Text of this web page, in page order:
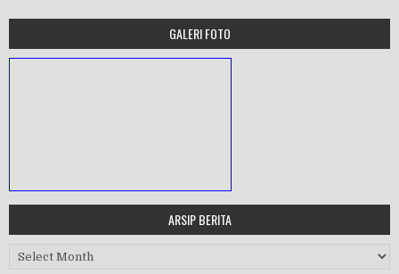
GALERI FOTO
ARSIP BERITA
Arsip Berita